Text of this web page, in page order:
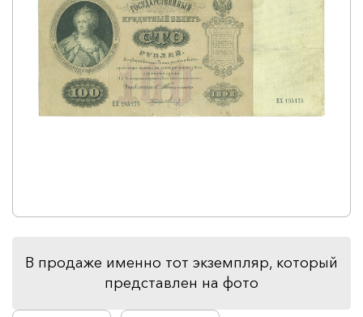
В продаже именно тот экземпляр, который
представлен на фото